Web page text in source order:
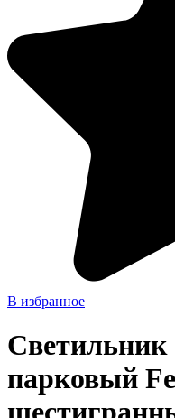
В избранное
Светильник
парковый